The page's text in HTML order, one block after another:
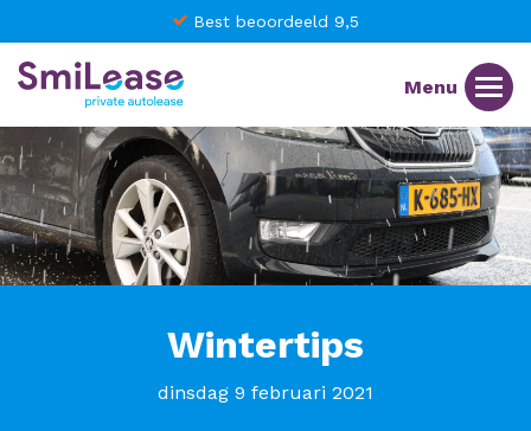
Best beoordeeld 9,5
Wintertips
dinsdag 9 februari 2021